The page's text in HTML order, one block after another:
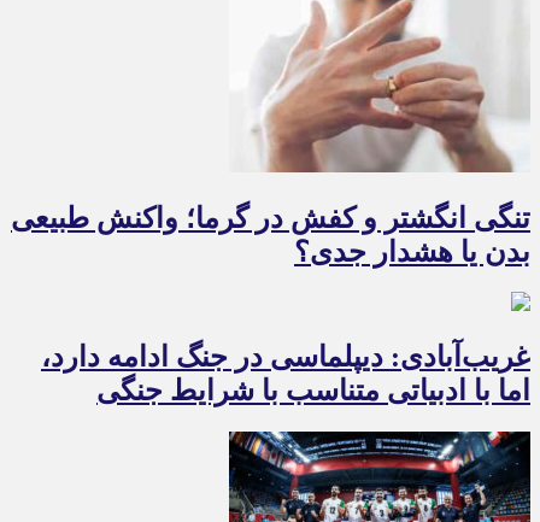
تنگی انگشتر و کفش در گرما؛ واکنش طبیعی
بدن یا هشدار جدی؟
غریب‌آبادی: دیپلماسی در جنگ ادامه دارد،
اما با ادبیاتی متناسب با شرایط جنگی